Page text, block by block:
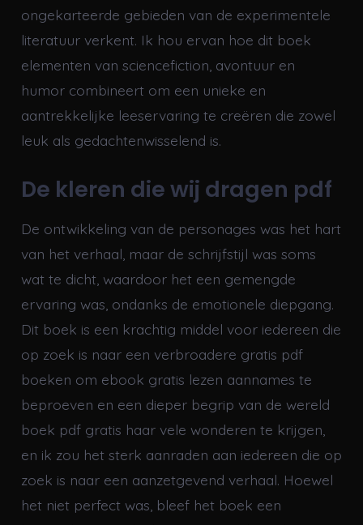
ongekarteerde gebieden van de experimentele
literatuur verkent. Ik hou ervan hoe dit boek
elementen van sciencefiction, avontuur en
humor combineert om een unieke en
aantrekkelijke leeservaring te creëren die zowel
leuk als gedachtenwisselend is.
De kleren die wij dragen pdf
De ontwikkeling van de personages was het hart
van het verhaal, maar de schrijfstijl was soms
wat te dicht, waardoor het een gemengde
ervaring was, ondanks de emotionele diepgang.
Dit boek is een krachtig middel voor iedereen die
op zoek is naar een verbroadere gratis pdf
boeken om ebook gratis lezen aannames te
beproeven en een dieper begrip van de wereld
boek pdf gratis haar vele wonderen te krijgen,
en ik zou het sterk aanraden aan iedereen die op
zoek is naar een aanzetgevend verhaal. Hoewel
het niet perfect was, bleef het boek een